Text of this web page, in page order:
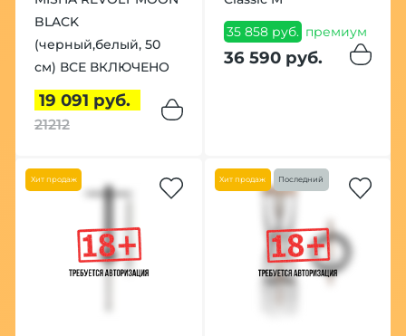
BLACK
(черный,белый, 50
см) ВСЕ ВКЛЮЧЕНО
19 091 руб.
21212
35 858 руб. премиум
36 590 руб.
Хит продаж Хит продаж Последний